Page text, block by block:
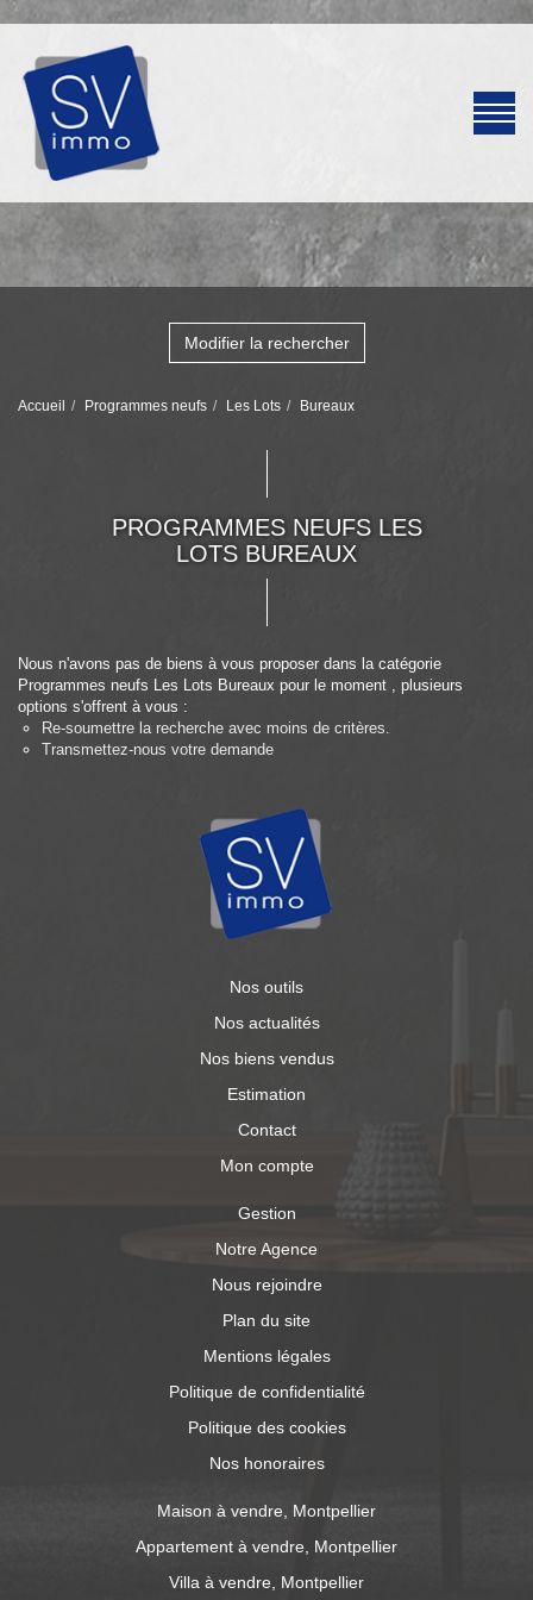
Modifier la rechercher
Accueil Programmes neufs Les Lots Bureaux
PROGRAMMES NEUFS LES
LOTS BUREAUX
Nous n'avons pas de biens à vous proposer dans la catégorie
Programmes neufs Les Lots Bureaux pour le moment , plusieurs
options s'offrent à vous :
Re-soumettre la recherche avec moins de critères.
Transmettez-nous votre demande
Nos outils
Nos actualités
Nos biens vendus
Estimation
Contact
Mon compte
Gestion
Notre Agence
Nous rejoindre
Plan du site
Mentions légales
Politique de confidentialité
Politique des cookies
Nos honoraires
Maison à vendre, Montpellier
Appartement à vendre, Montpellier
Villa à vendre, Montpellier